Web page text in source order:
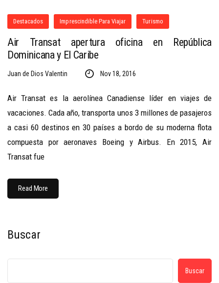
Destacados Imprescindible Para Viajar Turismo
Air Transat apertura oficina en República
Dominicana y El Caribe
Juan de Dios Valentin Nov 18, 2016
Air Transat es la aerolínea Canadiense líder en viajes de
vacaciones. Cada año, transporta unos 3 millones de pasajeros
a casi 60 destinos en 30 países a bordo de su moderna flota
compuesta por aeronaves Boeing y Airbus. En 2015, Air
Transat fue
Read More
Buscar
Buscar